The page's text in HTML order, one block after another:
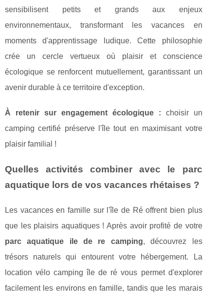
sensibilisent petits et grands aux enjeux
environnementaux, transformant les vacances en
moments d'apprentissage ludique. Cette philosophie
crée un cercle vertueux où plaisir et conscience
écologique se renforcent mutuellement, garantissant un
avenir durable à ce territoire d'exception.
À retenir sur engagement écologique : choisir un
camping certifié préserve l'île tout en maximisant votre
plaisir familial !
Quelles activités combiner avec le parc
aquatique lors de vos vacances rhétaises ?
Les vacances en famille sur l'île de Ré offrent bien plus
que les plaisirs aquatiques ! Après avoir profité de votre
parc aquatique ile de re camping, découvrez les
trésors naturels qui entourent votre hébergement. La
location vélo camping île de ré vous permet d'explorer
facilement les environs en famille, tandis que les marais